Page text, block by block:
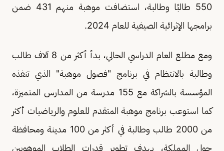
550 طالبًا وطالبة، استضافت موهبة منهم 431 ضمن
برامجها الإثرائية الصيفية للعام 2024.
ومع مطلع العام الدراسي الحالي، بدأ أكثر من 8 آلاف طالب
وطالبة بالانتظام في برنامج "فصول موهبة" الذي تنفذه
المؤسسة بالشراكة مع 155 مدرسة من المدارس المتميزة،
كما استوعب برنامج موهبة المتقدم للعلوم والرياضيات أكثر
من 2000 طالب وطالبة في أكثر من 100 مدينة ومحافظة
حول المملكة، بهدف تطوير قدرات الطلاب الموهوبين